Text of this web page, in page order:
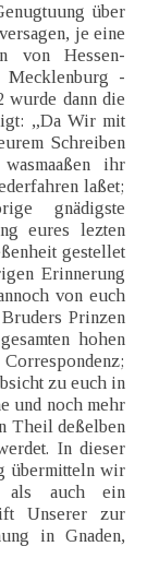
über
je eine
von Hessen-
-
wurde dann die
„Da Wir mit
Schreiben
ihr
laßet;
gnädigste
eures lezten
gestellet
Erinnerung
von euch
Prinzen
hohen
zu euch in
und noch mehr
Theil deßelben
In dieser
übermitteln wir
als auch ein
Unserer zur
in Gnaden,